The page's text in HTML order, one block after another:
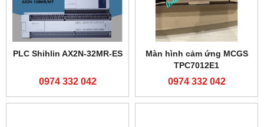
PLC Shihlin AX2N-32MR-ES
0974 332 042
Màn hình cảm ứng MCGS
TPC7012E1
0974 332 042